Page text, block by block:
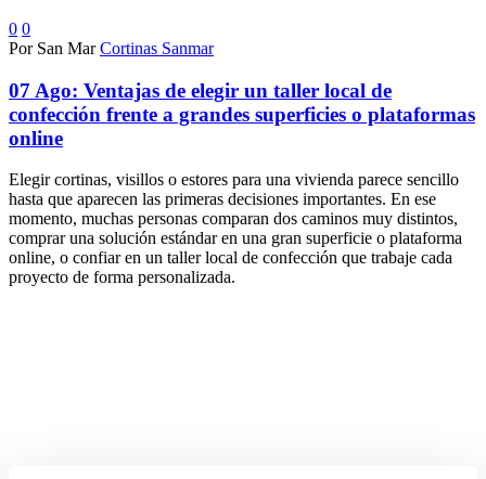
0 0
Por San Mar Cortinas Sanmar
07 Ago: Ventajas de elegir un taller local de
confección frente a grandes superficies o plataformas
online
Elegir cortinas, visillos o estores para una vivienda parece sencillo
hasta que aparecen las primeras decisiones importantes. En ese
momento, muchas personas comparan dos caminos muy distintos,
comprar una solución estándar en una gran superficie o plataforma
online, o confiar en un taller local de confección que trabaje cada
proyecto de forma personalizada.